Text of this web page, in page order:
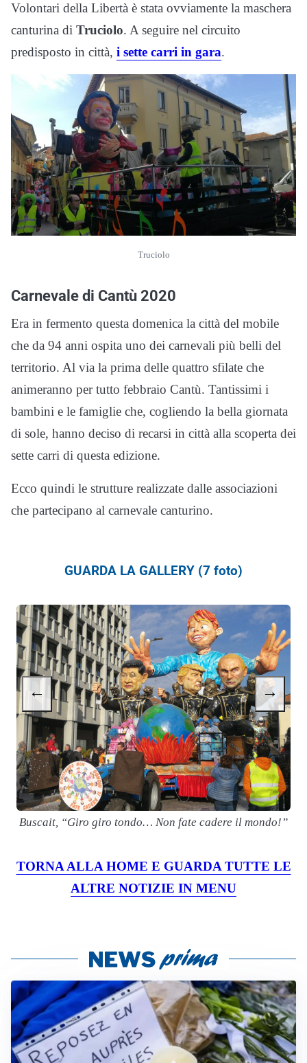
Volontari della Libertà è stata ovviamente la maschera
canturina di Truciolo. A seguire nel circuito
predisposto in città, i sette carri in gara.
Truciolo
Carnevale di Cantù 2020
Era in fermento questa domenica la città del mobile
che da 94 anni ospita uno dei carnevali più belli del
territorio. Al via la prima delle quattro sfilate che
animeranno per tutto febbraio Cantù. Tantissimi i
bambini e le famiglie che, cogliendo la bella giornata
di sole, hanno deciso di recarsi in città alla scoperta dei
sette carri di questa edizione.
Ecco quindi le strutture realizzate dalle associazioni
che partecipano al carnevale canturino.
GUARDA LA GALLERY (7 foto)
Buscait, “Giro giro tondo… Non fate cadere il mondo!”
← →
TORNA ALLA HOME E GUARDA TUTTE LE
ALTRE NOTIZIE IN MENU